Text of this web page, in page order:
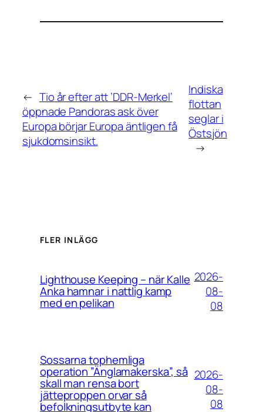
← Tio år efter att ’DDR-Merkel’
öppnade Pandoras ask över
Europa börjar Europa äntligen få
sjukdomsinsikt.
Indiska
flottan
seglar i
Östsjön
→
FLER INLÄGG
Lighthouse Keeping – när Kalle
Anka hamnar i nattlig kamp
med en pelikan
2026-
08-
08
Sossarna tophemliga
operation ”Änglamakerska”, så
skall man rensa bort
jätteproppen orvar så
befolkningsutbyte kan
2026-
08-
08